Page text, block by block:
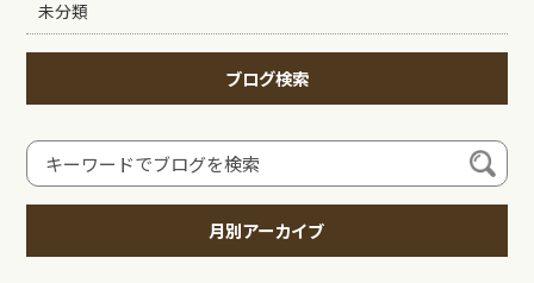
未分類
ブログ検索
月別アーカイブ